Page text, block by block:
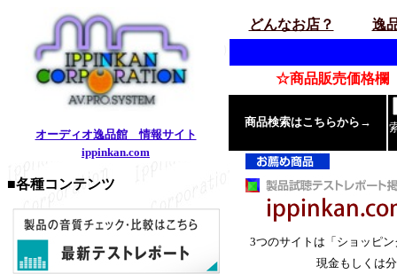
オーディオ逸品館 情報サイト
ippinkan.com
■各種コンテンツ
どんなお店？ 逸
☆商品販売価格欄
商品検索はこちらから→
3つのサイトは「ショッピ
現金もしくは